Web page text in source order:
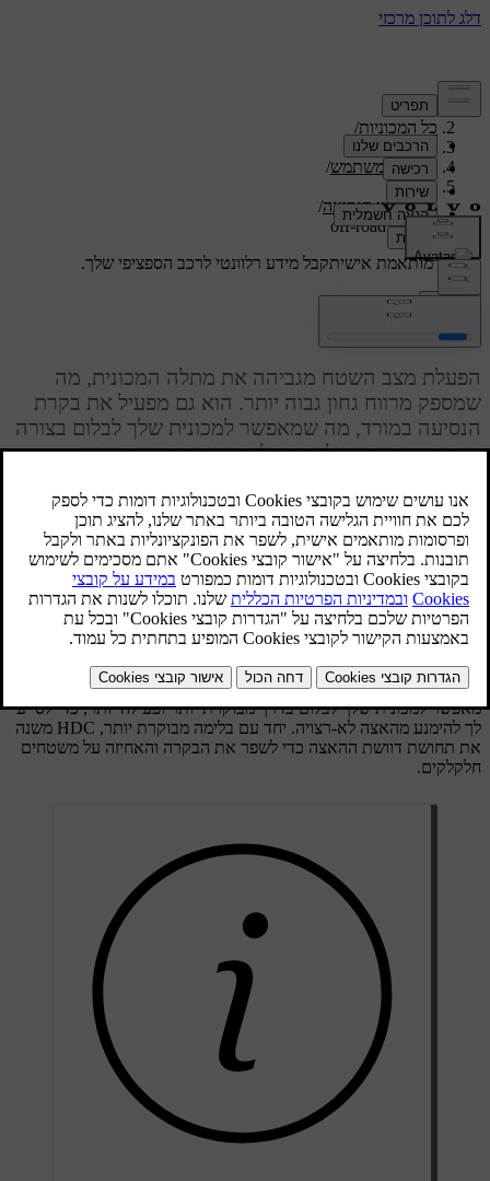
תמיכה/
כל המכוניות/
ES90 2026
/
מדריך למשתמש/
נסיעה/
מאפייני הנסיעה/
הפעלת off-road
תמיכה מותאמת אישיתקבל מידע רלוונטי לרכב הספציפי שלך.
מעודכן 30.03.2026
הפעלת off-road
הפעלת מצב השטח מגביהה את מתלה המכונית, מה
שמספק מרווח גחון גבוה יותר. הוא גם מפעיל את בקרת
הנסיעה במורד, מה שמאפשר למכונית שלך לבלום בצורה
יותר מבוקרת ופעילה במהלך נסיעה במורד מדרון.
הפעלת מאפיין השטח מגביהה את מתלה המכונית ומאפשרת את בקרת
הנסיעה במורד [1]
.
הגבהת המתלה מספקת למכונית שלך מרווח גחון גבוה יותר ויכולה להיות
שימושית בעת נסיעת שטח. זה יכול להיות שימושי גם במצבים אחרים,
כגון בעת נסיעה במעלה או במורד מדרונות תלולים או על אבני שפה
גבוהות.
HDC יכולה להיות שימושית אם אתה נוסע במורד מדרון, מכיוון שזה
מאפשר למכונית שלך לבלום בדרך מבוקרת יותר ופעילה יותר, כדי לסייע
לך להימנע מהאצה לא-רצויה. יחד עם בלימה מבוקרת יותר, HDC משנה
את תחושת דוושת ההאצה כדי לשפר את הבקרה והאחיזה על משטחים
חלקלקים.